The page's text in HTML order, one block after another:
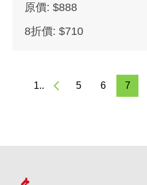
原價: $888
8折價: $710
1.. 5 6 7